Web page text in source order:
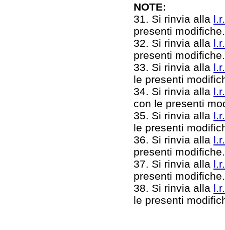
NOTE:
31. Si rinvia alla
presenti
32. Si rinvia alla
presenti
33. Si rinvia alla
le presenti
34. Si rinvia alla
con le presenti
35. Si rinvia alla
le presenti
36. Si rinvia alla
presenti
37. Si rinvia alla
presenti
38. Si rinvia alla
le presenti